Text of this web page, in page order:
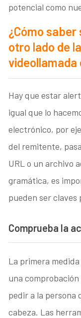
potencial como
¿Cómo saber
otro lado de
videollamada
Hay que estar
igual que lo
electrónico, por
del remitente,
URL o un archivo
gramática, es
pueden ser
Comprueba la
La primera
una
pedir a la persona
cabeza. Las